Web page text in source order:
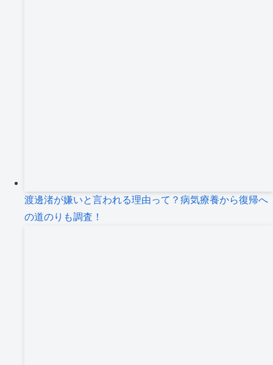
渡邊渚が嫌いと言われる理由って？病気療養から復帰へ
の道のりも調査！